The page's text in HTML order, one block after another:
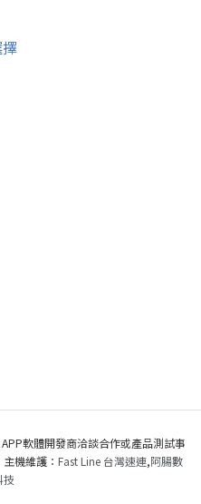
軟體開發商洽談合作或產品測試事
機維護： Fast Line 台灣速連,阿腸數
技